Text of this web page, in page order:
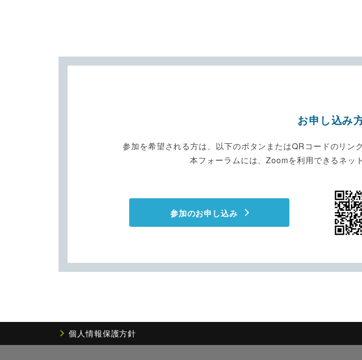
お申し込み
参加を希望される方は、以下のボタンまたはQRコードのリン
本フォーラムには、Zoomを利用できるネッ
参加のお申し込み
個人情報保護方針